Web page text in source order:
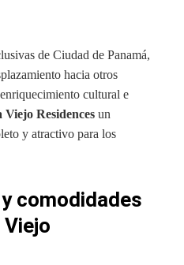
de Ciudad de Panamá,
hacia otros
cultural e
Viejo Residences un
y atractivo para los
comodidades